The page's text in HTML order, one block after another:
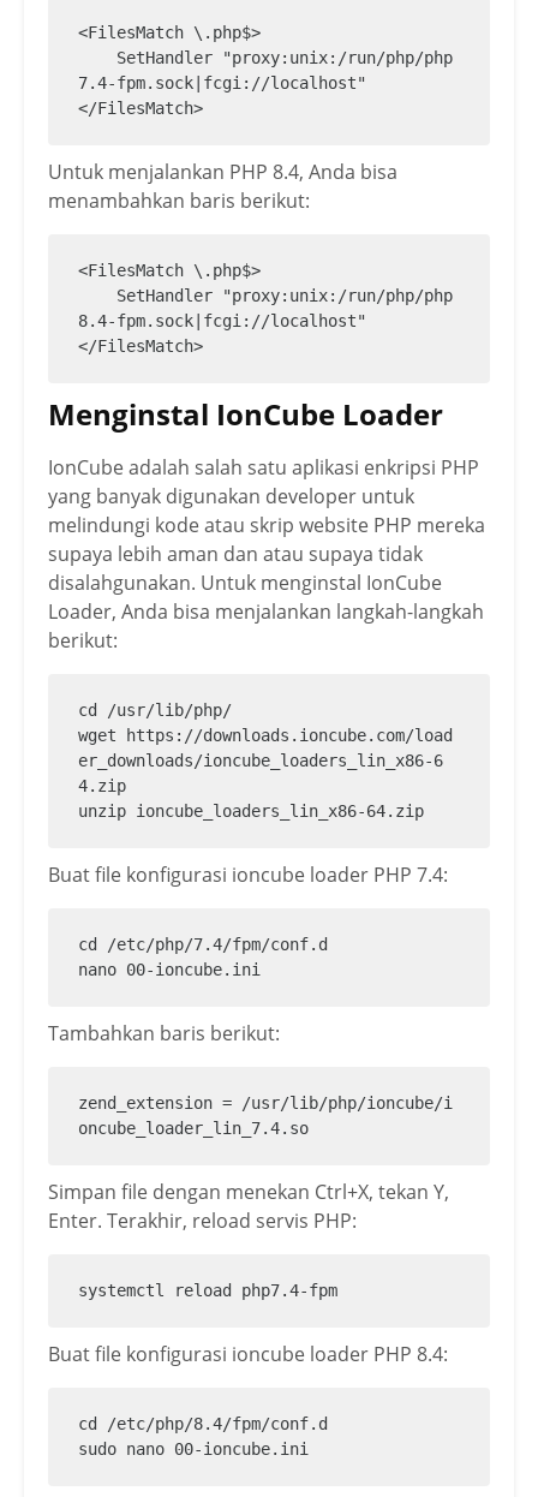
<FilesMatch \.php$>
7.4-fpm.sock|fcgi://localhost"
</FilesMatch>
Untuk menjalankan PHP 8.4, Anda bisa
menambahkan baris berikut:
<FilesMatch \.php$>
8.4-fpm.sock|fcgi://localhost"
</FilesMatch>
Menginstal IonCube Loader
IonCube adalah salah satu aplikasi enkripsi PHP
yang banyak digunakan developer untuk
melindungi kode atau skrip website PHP mereka
supaya lebih aman dan atau supaya tidak
disalahgunakan. Untuk menginstal IonCube
Loader, Anda bisa menjalankan langkah-langkah
berikut:
cd /usr/lib/php/
wget https://downloads.ioncube.com/load
er_downloads/ioncube_loaders_lin_x86-6
4.zip
unzip ioncube_loaders_lin_x86-64.zip
Buat file konfigurasi ioncube loader PHP 7.4:
cd /etc/php/7.4/fpm/conf.d
nano 00-ioncube.ini
Tambahkan baris berikut:
zend_extension = /usr/lib/php/ioncube/i
oncube_loader_lin_7.4.so
Simpan file dengan menekan Ctrl+X, tekan Y,
Enter. Terakhir, reload servis PHP:
systemctl reload php7.4-fpm
Buat file konfigurasi ioncube loader PHP 8.4:
cd /etc/php/8.4/fpm/conf.d
sudo nano 00-ioncube.ini